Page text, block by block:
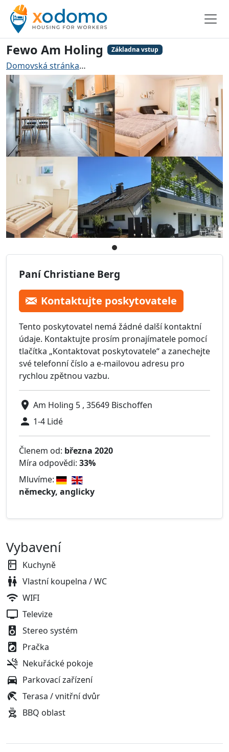
Fewo Am Holing Základna vstup
Domovská stránka
Paní Christiane Berg
Kontaktujte poskytovatele
Tento poskytovatel nemá žádné další kontaktní
údaje. Kontaktujte prosím pronajímatele pomocí
tlačítka „Kontaktovat poskytovatele“ a zanechejte
své telefonní číslo a e-mailovou adresu pro
rychlou zpětnou vazbu.
Am Holing 5 , 35649 Bischoffen
1-4 Lidé
Členem od: března 2020
Míra odpovědi: 33%
Mluvíme:
německy, anglicky
Vybavení
Kuchyně
Vlastní koupelna / WC
WIFI
Televize
Stereo systém
Pračka
Nekuřácké pokoje
Parkovací zařízení
Terasa / vnitřní dvůr
BBQ oblast